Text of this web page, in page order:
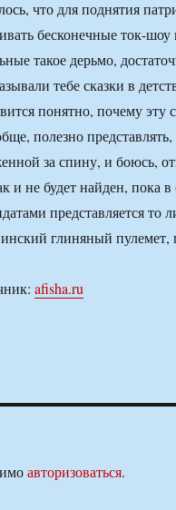
что для поднятия
бесконечные ток-
такое дерьмо,
тебе сказки в
понятно, почему
полезно
за спину, и боюсь,
и не будет найден, пока
представляется то
глиняный
afisha.ru
авторизоваться.